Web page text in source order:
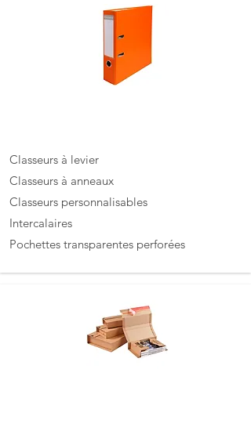
Classeurs à levier
Classeurs à anneaux
Classeurs personnalisables
Intercalaires
Pochettes transparentes perforées